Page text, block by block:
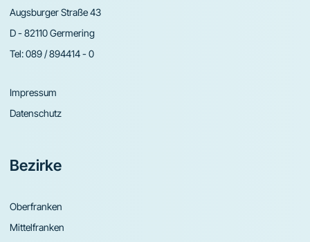
Augsburger Straße 43
D - 82110 Germering
Tel:089 / 894414 - 0
Impressum
Datenschutz
Bezirke
Oberfranken
Mittelfranken